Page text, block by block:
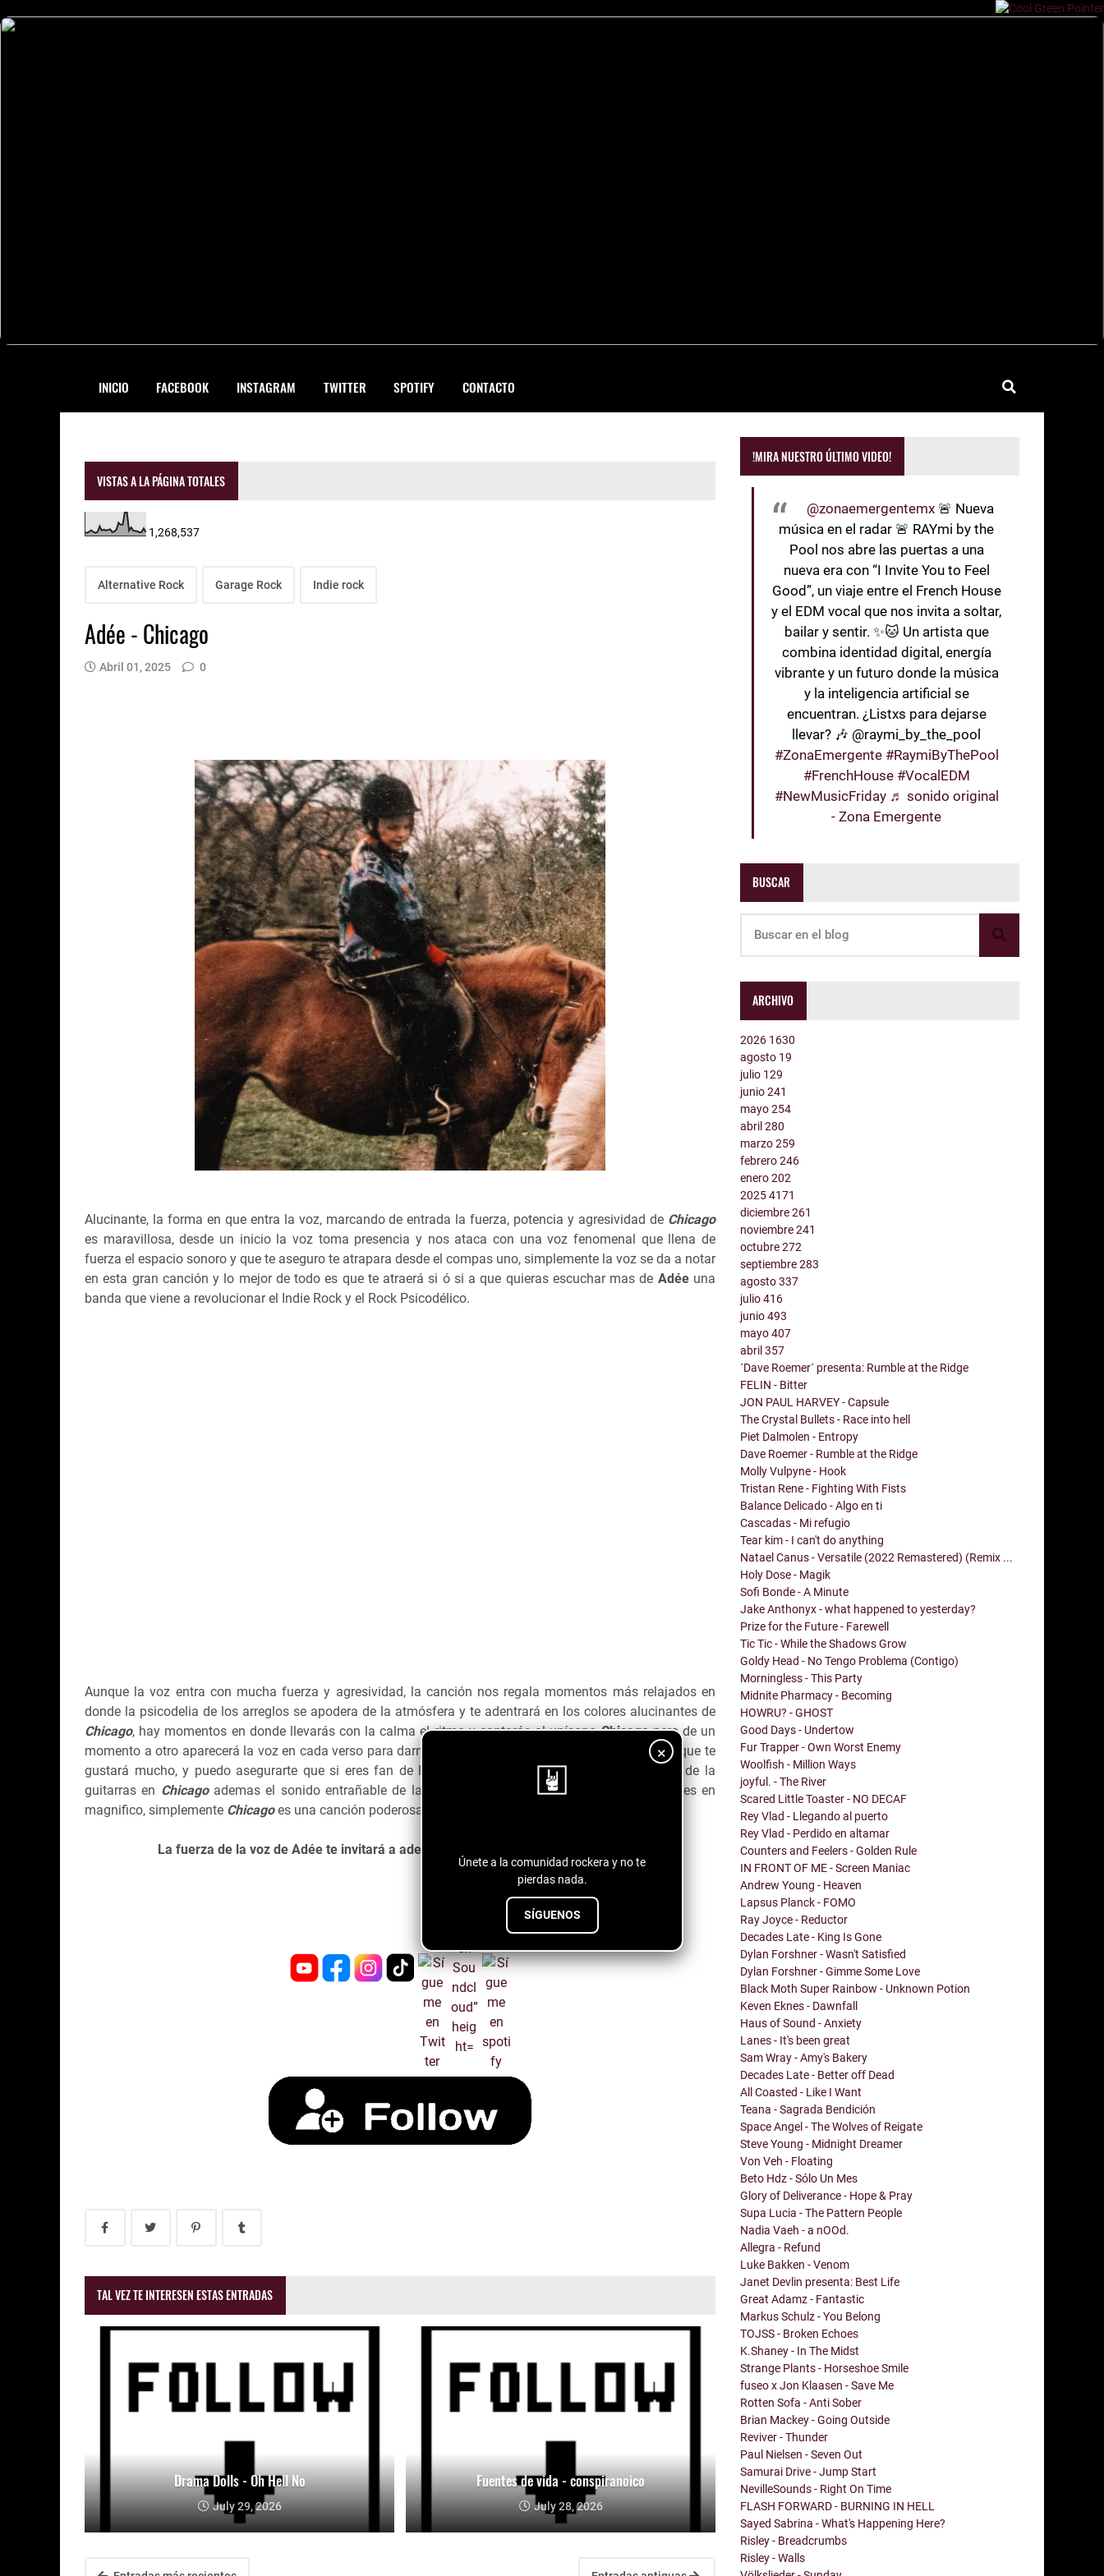
INICIO FACEBOOK INSTAGRAM TWITTER SPOTIFY CONTACTO
×
Únete a la comunidad rockera y no te
pierdas nada.
SÍGUENOS
VISTAS A LA PÁGINA TOTALES
1,268,537
Alternative Rock Garage Rock Indie rock
Adée - Chicago
Abril 01, 2025 0
Alucinante, la forma en que entra la voz, marcando de entrada la fuerza, potencia y agresividad de Chicago
es maravillosa, desde un inicio la voz toma presencia y nos ataca con una voz fenomenal que llena de
fuerza el espacio sonoro y que te aseguro te atrapara desde el compas uno, simplemente la voz se da a notar
en esta gran canción y lo mejor de todo es que te atraerá si ó si a que quieras escuchar mas de Adéeuna
banda que viene a revolucionar el Indie Rock y el Rock Psicodélico.
Aunque la voz entra con mucha fuerza y agresividad, la canción nos regala momentos más relajados en
donde la psicodelia de los arreglos se apodera de la atmósfera y te adentrará en los colores alucinantes de
Chicago, hay momentos en donde llevarás con la calma el ritmo y cantarás al unísonoChicagopero de un
momento a otro aparecerá la voz en cada verso para darnos fuerza y una agresividad que se siente y que te
gustará mucho, y puedo asegurarte que si eres fan de las guitarras psicodélicas amarás el sonido de la
guitarras en Chicagoademas el sonido entrañable de la armónica que aparece en algunos compases en
magnifico, simplemente Chicagoes una canción poderosa que no debes dejar escapar.
La fuerza de la voz de Adée te invitará a adentrarte en la psicodelia de su música.
TAL VEZ TE INTERESEN ESTAS ENTRADAS
Drama Dolls - Oh Hell No
July 29, 2026
Fuentes de vida - conspiranoico
July 28, 2026
!MIRA NUESTRO ÚLTIMO VIDEO!
@zonaemergentemx 🚨 Nueva
música en el radar 🚨 RAYmi by the
Pool nos abre las puertas a una
nueva era con “I Invite You to Feel
Good”, un viaje entre el French House
y el EDM vocal que nos invita a soltar,
bailar y sentir. ✨🐱 Un artista que
combina identidad digital, energía
vibrante y un futuro donde la música
y la inteligencia artificial se
encuentran. ¿Listxs para dejarse
llevar? 🎶 @raymi_by_the_pool
#ZonaEmergente #RaymiByThePool
#FrenchHouse #VocalEDM
#NewMusicFriday ♬ sonido original
- Zona Emergente
BUSCAR
ARCHIVO
2026 1630
agosto 19
julio 129
junio241
mayo254
abril280
marzo259
febrero246
enero202
20254171
diciembre261
noviembre241
octubre272
septiembre283
agosto337
julio416
junio493
mayo407
abril357
´Dave Roemer´ presenta: Rumble at the Ridge
FELIN - Bitter
JON PAUL HARVEY - Capsule
The Crystal Bullets - Race into hell
Piet Dalmolen - Entropy
Dave Roemer - Rumble at the Ridge
Molly Vulpyne - Hook
Tristan Rene - Fighting With Fists
Balance Delicado - Algo en ti
Cascadas - Mi refugio
Tear kim - I can't do anything
Natael Canus - Versatile (2022 Remastered) (Remix ...
Holy Dose - Magik
Sofi Bonde - A Minute
Jake Anthonyx - what happened to yesterday?
Prize for the Future - Farewell
Tic Tic - While the Shadows Grow
Goldy Head - No Tengo Problema (Contigo)
Morningless - This Party
Midnite Pharmacy - Becoming
HOWRU? - GHOST
Good Days - Undertow
Fur Trapper - Own Worst Enemy
Woolfish - Million Ways
joyful. - The River
Scared Little Toaster - NO DECAF
Rey Vlad - Llegando al puerto
Rey Vlad - Perdido en altamar
Counters and Feelers - Golden Rule
IN FRONT OF ME - Screen Maniac
Andrew Young - Heaven
Lapsus Planck - FOMO
Ray Joyce - Reductor
Decades Late - King Is Gone
Dylan Forshner - Wasn't Satisfied
Dylan Forshner - Gimme Some Love
Black Moth Super Rainbow - Unknown Potion
Keven Eknes - Dawnfall
Haus of Sound - Anxiety
Lanes - It's been great
Sam Wray - Amy's Bakery
Decades Late - Better off Dead
All Coasted - Like I Want
Teana - Sagrada Bendición
Space Angel - The Wolves of Reigate
Steve Young - Midnight Dreamer
Von Veh - Floating
Beto Hdz - Sólo Un Mes
Glory of Deliverance - Hope & Pray
Supa Lucia - The Pattern People
Nadia Vaeh - a nOOd.
Allegra - Refund
Luke Bakken - Venom
Janet Devlin presenta: Best Life
Great Adamz - Fantastic
Markus Schulz - You Belong
TOJSS - Broken Echoes
K.Shaney - In The Midst
Strange Plants - Horseshoe Smile
fuseo x Jon Klaasen - Save Me
Rotten Sofa - Anti Sober
Brian Mackey - Going Outside
Reviver - Thunder
Paul Nielsen - Seven Out
Samurai Drive - Jump Start
NevilleSounds - Right On Time
FLASH FORWARD - BURNING IN HELL
Sayed Sabrina - What's Happening Here?
Risley - Breadcrumbs
Risley - Walls